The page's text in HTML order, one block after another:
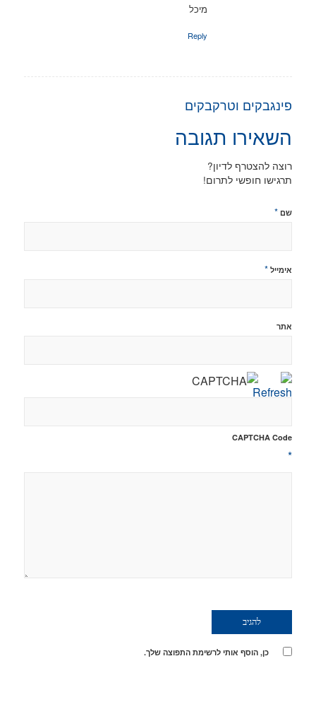
מיכל
Reply
פינגבקים וטרקבקים
השאירו תגובה
רוצה להצטרף לדיון?
תרגישו חופשי לתרום!
שם *
אימייל *
אתר
CAPTCHA Code
*
כן, הוסף אותי לרשימת התפוצה שלך.